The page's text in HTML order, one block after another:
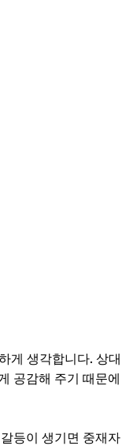
게 생각합니다. 상대
공감해 주기 때문에
등이 생기면 중재자